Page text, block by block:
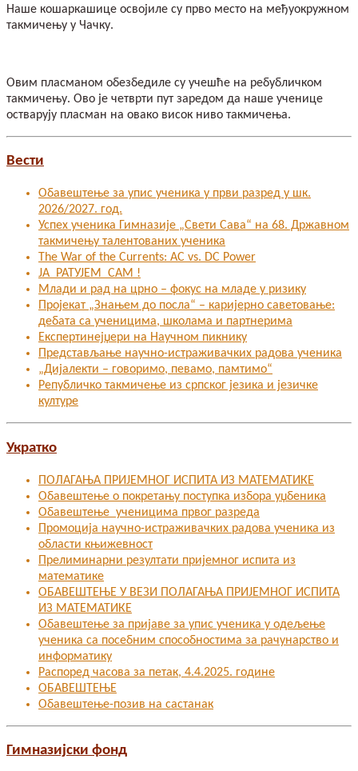
Наше кошаркашице освојиле су прво место на међуокружном
такмичењу у Чачку.
Овим пласманом обезбедиле су учешће на ребубличком
такмичењу. Ово је четврти пут заредом да наше ученице
остварују пласман на овако висок ниво такмичења.
Вести
Обавештење за упис ученика у први разред у шк.
2026/2027. год.
Успех ученика Гимназије „Свети Сава“ на 68. Државном
такмичењу талентованих ученика
The War of the Currents: AC vs. DC Power
ЈА РАТУЈЕМ САМ !
Млади и рад на црно – фокус на младе у ризику
Пројекат „Знањем до посла“ – каријерно саветовање:
дебата са ученицима, школама и партнерима
Експертинејџери на Научном пикнику
Представљање научно-истраживачких радова ученика
„Дијалекти – говоримо, певамо, памтимо“
Републичко такмичење из српског језика и језичке
културе
Укратко
ПОЛАГАЊА ПРИЈЕМНОГ ИСПИТА ИЗ МАТЕМАТИКЕ
Обавештење о покретању поступка избора уџбеника
Обавештење ученицима првог разреда
Промоција научно-истраживачких радова ученика из
области књижевност
Прелиминарни резултати пријемног испита из
математике
ОБАВЕШТЕЊЕ У ВЕЗИ ПОЛАГАЊА ПРИЈЕМНОГ ИСПИТА
ИЗ МАТЕМАТИКЕ
Oбавештење за пријаве за упис ученика у одељење
ученика са посебним способностима за рачунарство и
информатику
Распоред часова за петак, 4.4.2025. године
ОБАВЕШТЕЊЕ
Обавештење-позив на састанак
Гимназијски фонд